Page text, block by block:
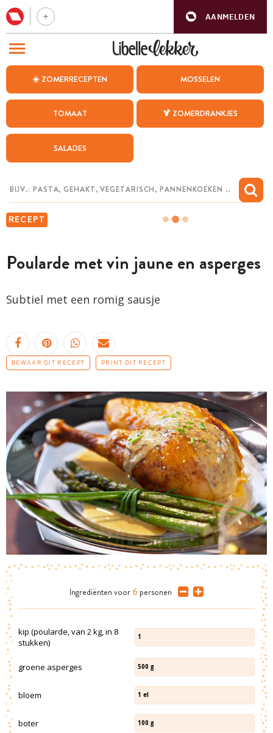
AANMELDEN
☀️ ZOMERRECEPTEN MOSSELEN
TOMAAT 🍹 ZOMERDRANKJES
SALADES
RECEPT
Poularde met vin jaune en asperges
Subtiel met een romig sausje
BEWAAR DIT RECEPT PRINT DIT RECEPT
Ingrediënten voor 6 personen
kip (poularde, van 2 kg, in 8
stukken)
1
groene asperges 500 g
bloem 1 el
boter 100 g
BEZOEK ONZE ANDERE WEBSITES
WEEKMENU
CHAT MET MAIA
MIJN BEWAARDE RECEPTEN